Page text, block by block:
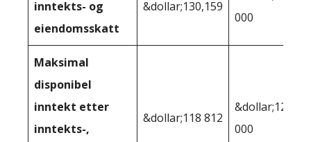
inntekts- og
eiendomsskatt
&dollar;130,159
000
Maksimal
disponibel
inntekt etter
inntekts-,
&dollar;118 812
&dollar;120
000